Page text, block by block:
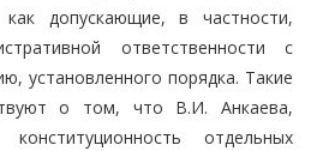
как допускающие, в частности,
ответственности с
установленного порядка. Такие
о том, что В.И. Анкаева,
отдельных